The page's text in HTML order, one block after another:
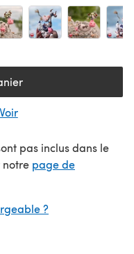
Voir
pas inclus dans le
notre page de
onglet)
?